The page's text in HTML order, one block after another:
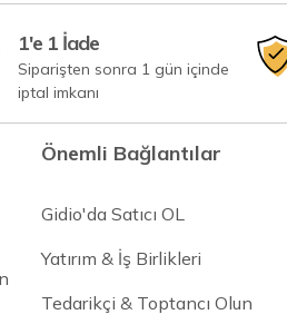
1'e 1 İade
Siparişten sonra 1 gün içinde
iptal imkanı
Önemli Bağlantılar
Gidio'da Satıcı OL
Yatırım & İş Birlikleri
Tedarikçi & Toptancı Olun